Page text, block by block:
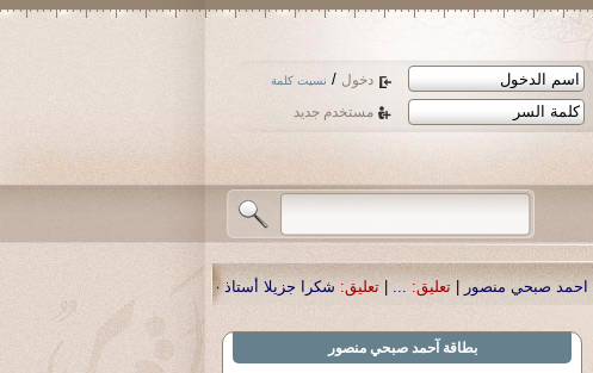
دخول / نسيت كلمة
مستخدم جديد
تعليق: شكرا جزيلا أستاذ حمد الحمد .أكرمكم الله .|تعليق:
بطاقة آحمد صبحي منصور